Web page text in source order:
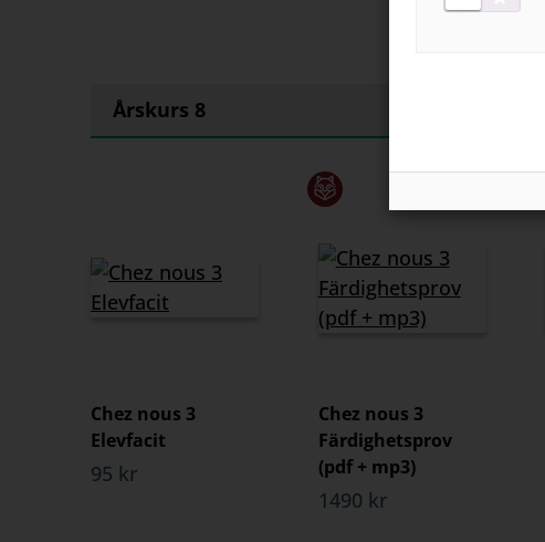
Årskurs 8
Chez nous 3
Elevfacit
95 kr
Chez nous 3
Färdighetsprov
(pdf + mp3)
1490 kr